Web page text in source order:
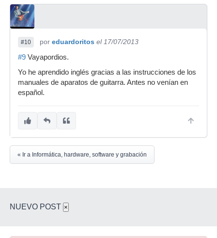
#10 por eduardoritos el 17/07/2013
#9 Vayapordios.
Yo he aprendido inglés gracias a las instrucciones de los
manuales de aparatos de guitarra. Antes no venían en
español.
« Ir a Informática, hardware, software y grabación
NUEVO POST ×